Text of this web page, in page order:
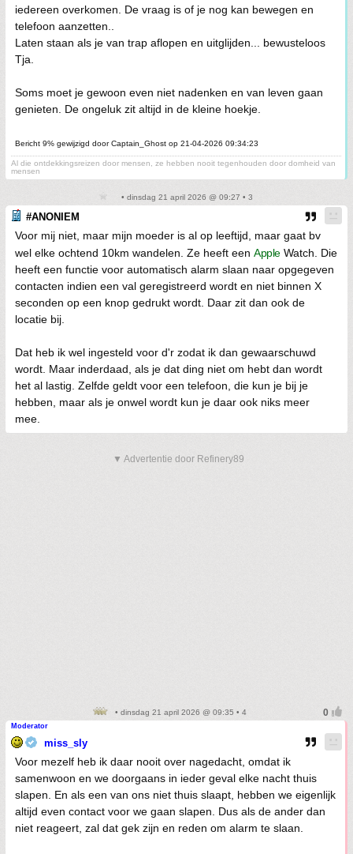
iedereen overkomen. De vraag is of je nog kan bewegen en
telefoon aanzetten..
Laten staan als je van trap aflopen en uitglijden... bewusteloos
Tja.
Soms moet je gewoon even niet nadenken en van leven gaan
genieten. De ongeluk zit altijd in de kleine hoekje.
Bericht 9% gewijzigd door Captain_Ghost op 21-04-2026 09:34:23
Al die ontdekkingsreizen door mensen, ze hebben nooit tegenhouden door domheid van
mensen
• dinsdag 21 april 2026 @ 09:27 • 3
#ANONIEM
Voor mij niet, maar mijn moeder is al op leeftijd, maar gaat bv
wel elke ochtend 10km wandelen. Ze heeft een AppleWatch. Die
heeft een functie voor automatisch alarm slaan naar opgegeven
contacten indien een val geregistreerd wordt en niet binnen X
seconden op een knop gedrukt wordt. Daar zit dan ook de
locatie bij.
Dat heb ik wel ingesteld voor d'r zodat ik dan gewaarschuwd
wordt. Maar inderdaad, als je dat ding niet om hebt dan wordt
het al lastig. Zelfde geldt voor een telefoon, die kun je bij je
hebben, maar als je onwel wordt kun je daar ook niks meer
mee.
▼ Advertentie door Refinery89
• dinsdag 21 april 2026 @ 09:35 • 4
Moderator
miss_sly
Voor mezelf heb ik daar nooit over nagedacht, omdat ik
samenwoon en we doorgaans in ieder geval elke nacht thuis
slapen. En als een van ons niet thuis slaapt, hebben we eigenlijk
altijd even contact voor we gaan slapen. Dus als de ander dan
niet reageert, zal dat gek zijn en reden om alarm te slaan.